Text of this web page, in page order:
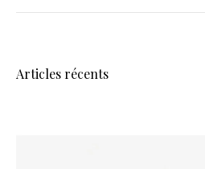
Articles récents